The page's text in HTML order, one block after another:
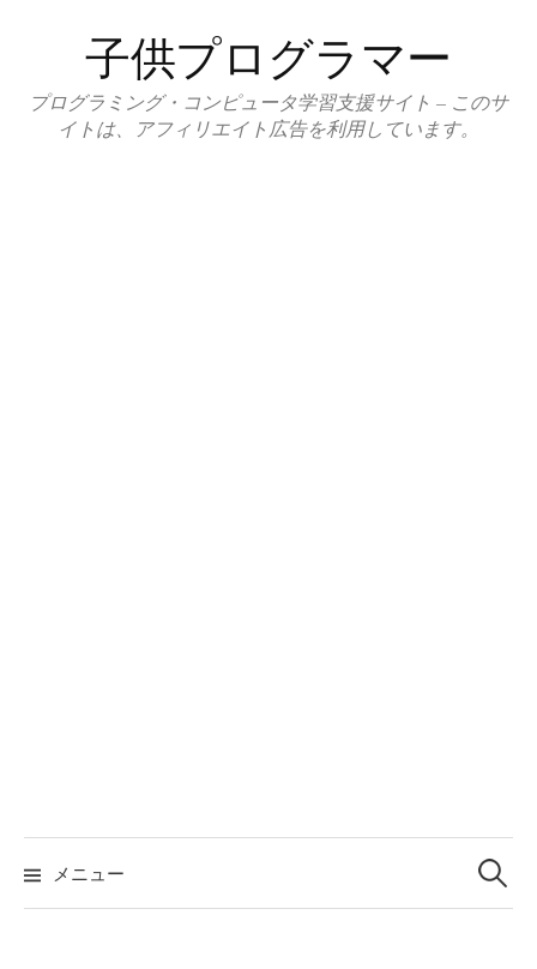
ン
子供プログラマー
プログラミング・コンピュータ学習支援サイト – このサ
イトは、アフィリエイト広告を利用しています。
メニュー
検
索: